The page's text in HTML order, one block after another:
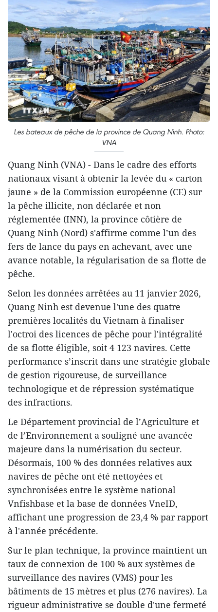
Les bateaux de pêche de la province de Quang Ninh. Photo:
VNA
Quang Ninh (VNA) - Dans le cadre des efforts
nationaux visant à obtenir la levée du « carton
jaune » de la Commission européenne (CE) sur
la pêche illicite, non déclarée et non
réglementée (INN), la province côtière de
Quang Ninh (Nord) s'affirme comme l’un des
fers de lance du pays en achevant, avec une
avance notable, la régularisation de sa flotte de
pêche.
Selon les données arrêtées au 11 janvier 2026,
Quang Ninh est devenue l'une des quatre
premières localités du Vietnam à finaliser
l'octroi des licences de pêche pour l'intégralité
de sa flotte éligible, soit 4 123 navires. Cette
performance s’inscrit dans une stratégie globale
de gestion rigoureuse, de surveillance
technologique et de répression systématique
des infractions.
Le Département provincial de l’Agriculture et
de l’Environnement a souligné une avancée
majeure dans la numérisation du secteur.
Désormais, 100 % des données relatives aux
navires de pêche ont été nettoyées et
synchronisées entre le système national
Vnfishbase et la base de données VneID,
affichant une progression de 23,4 % par rapport
à l'année précédente.
Sur le plan technique, la province maintient un
taux de connexion de 100 % aux systèmes de
surveillance des navires (VMS) pour les
bâtiments de 15 mètres et plus (276 navires). La
rigueur administrative se double d'une fermeté